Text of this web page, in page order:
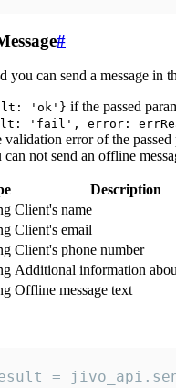
#
you can send a message in
'ok'} if the passed
'fail', error:
validation error of the passed
not send an offline
Description
Client's name
Client's email
Client's phone number
Additional information
Offline message text
=